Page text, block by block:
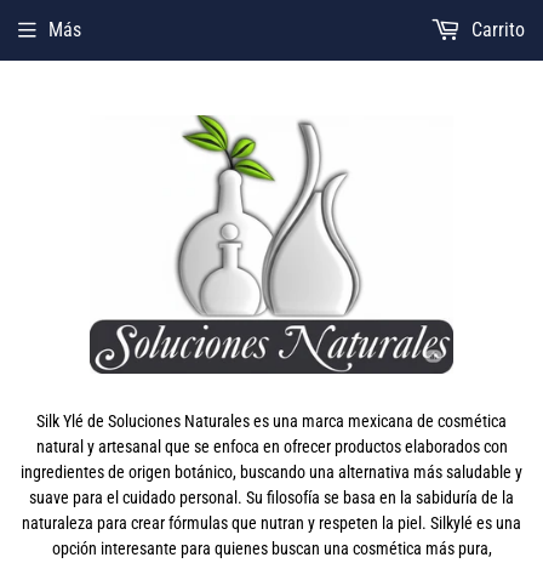
Silk Ylé de Soluciones Naturales es una marca mexicana de cosmética
natural y artesanal que se enfoca en ofrecer productos elaborados con
ingredientes de origen botánico, buscando una alternativa más saludable y
suave para el cuidado personal. Su filosofía se basa en la sabiduría de la
naturaleza para crear fórmulas que nutran y respeten la piel. Silkylé es una
opción interesante para quienes buscan una cosmética más pura,
Más Carrito